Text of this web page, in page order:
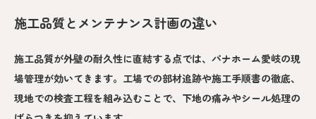
施工品質とメンテナンス計画の違い
施工品質が外壁の耐久性に直結する点では、パナホーム愛岐の現
場管理が効いてきます。工場での部材追跡や施工手順書の徹底、
現地での検査工程を組み込むことで、下地の痛みやシール処理の